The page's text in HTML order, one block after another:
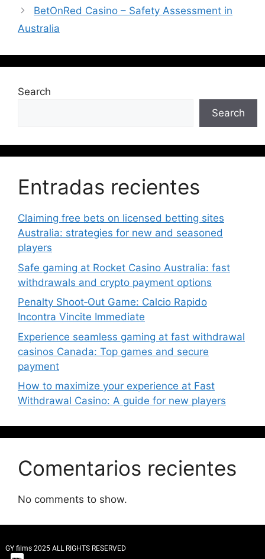
BetOnRed Casino – Safety Assessment in
Australia
Search
Search
Entradas recientes
Claiming free bets on licensed betting sites
Australia: strategies for new and seasoned
players
Safe gaming at Rocket Casino Australia: fast
withdrawals and crypto payment options
Penalty Shoot‑Out Game: Calcio Rapido
Incontra Vincite Immediate
Experience seamless gaming at fast withdrawal
casinos Canada: Top games and secure
payment
How to maximize your experience at Fast
Withdrawal Casino: A guide for new players
Comentarios recientes
No comments to show.
GY films 2025 ALL RIGHTS RESERVED